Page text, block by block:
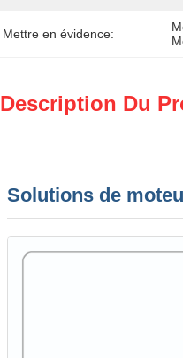
Mettre en évidence:
Description Du
Solutions de